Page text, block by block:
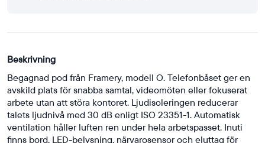
Beskrivning
Begagnad pod från Framery, modell O. Telefonbåset ger en
avskild plats för snabba samtal, videomöten eller fokuserat
arbete utan att störa kontoret. Ljudisoleringen reducerar
talets ljudnivå med 30 dB enligt ISO 23351-1. Automatisk
ventilation håller luften ren under hela arbetspasset. Inuti
finns bord, LED-belysning, närvarosensor och eluttag för